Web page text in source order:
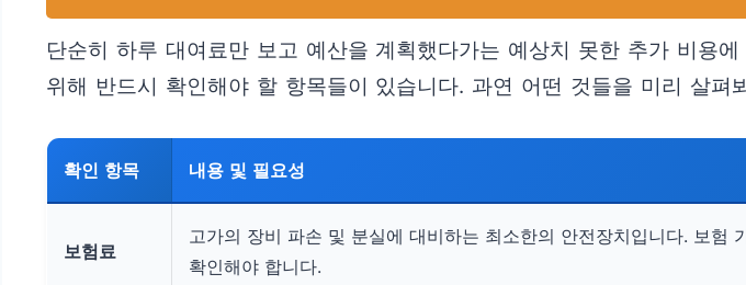
단순히 하루 대여료만 보고 예산을 계획했다가는 예상치 못한 추가 비용
위해 반드시 확인해야 할 항목들이 있습니다. 과연 어떤 것들을 미리 살펴
확인 항목 내용 및 필요성
보험료
고가의 장비 파손 및 분실에 대비하는 최소한의 안전장치입니다. 보험
확인해야 합니다.